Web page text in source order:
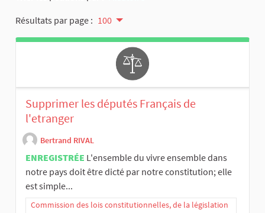
Résultats par page : 100
Supprimer les députés Français de
l'etranger
Bertrand RIVAL
ENREGISTRÉE L'ensemble du vivre ensemble dans
notre pays doit être dicté par notre constitution; elle
est simple...
Commission des lois constitutionnelles, de la législation